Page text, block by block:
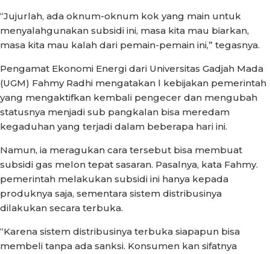
“Jujurlah, ada oknum-oknum kok yang main untuk
menyalahgunakan subsidi ini, masa kita mau biarkan,
masa kita mau kalah dari pemain-pemain ini,” tegasnya.
Pengamat Ekonomi Energi dari Universitas Gadjah Mada
(UGM) Fahmy Radhi mengatakan l kebijakan pemerintah
yang mengaktifkan kembali pengecer dan mengubah
statusnya menjadi sub pangkalan bisa meredam
kegaduhan yang terjadi dalam beberapa hari ini.
Namun, ia meragukan cara tersebut bisa membuat
subsidi gas melon tepat sasaran. Pasalnya, kata Fahmy.
pemerintah melakukan subsidi ini hanya kepada
produknya saja, sementara sistem distribusinya
dilakukan secara terbuka.
“Karena sistem distribusinya terbuka siapapun bisa
membeli tanpa ada sanksi. Konsumen kan sifatnya